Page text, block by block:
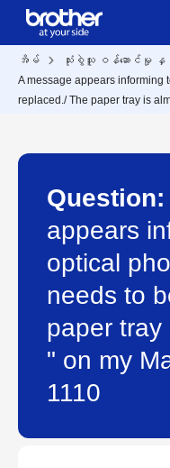
အိမ် သုံးစွဲသူ ဝန်ဆောင်မှု
A message appears informing
replaced./ The paper tray is
Question:
appears
optical
needs to
paper tray
" on my
1110